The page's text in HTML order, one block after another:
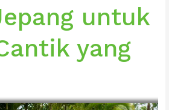
untuk
yang